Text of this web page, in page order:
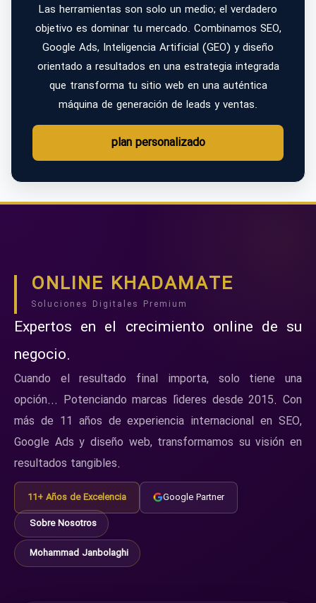
Las herramientas son solo un medio; el verdadero
objetivo es dominar tu mercado. Combinamos SEO,
Google Ads, Inteligencia Artificial (GEO) y diseño
orientado a resultados en una estrategia integrada
que transforma tu sitio web en una auténtica
máquina de generación de leads y ventas.
plan personalizado
ONLINE KHADAMATE
Soluciones Digitales Premium
Expertos en el crecimiento online de su
negocio.
Cuando el resultado final importa, solo tiene una
opción... Potenciando marcas líderes desde 2015. Con
más de 11 años de experiencia internacional en SEO,
Google Ads y diseño web, transformamos su visión en
resultados tangibles.
11+ Años de Excelencia
Google Partner
Sobre Nosotros
Mohammad Janbolaghi